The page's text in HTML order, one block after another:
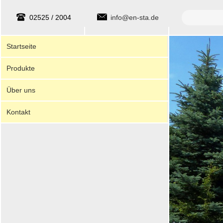
02525 / 2004 info@en-sta.de
Startseite
Produkte
Über uns
Kontakt